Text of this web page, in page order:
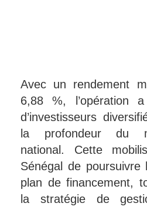
Avec un rendement
6,88 %, l’opération
d’investisseurs
la profondeur du
national. Cette
Sénégal de poursuivre
plan de financement,
la stratégie de